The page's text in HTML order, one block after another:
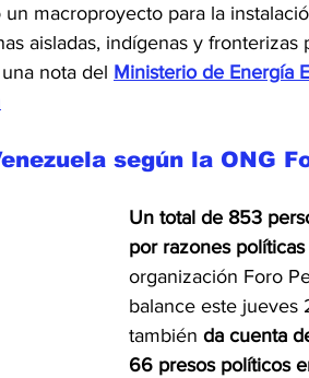
macroproyecto para la
aisladas, indígenas y fronterizas
nota del Ministerio de Energía
según la ONG
Un total de 853
por razones
organización Foro
balance este
también da cuenta
66 presos políticos